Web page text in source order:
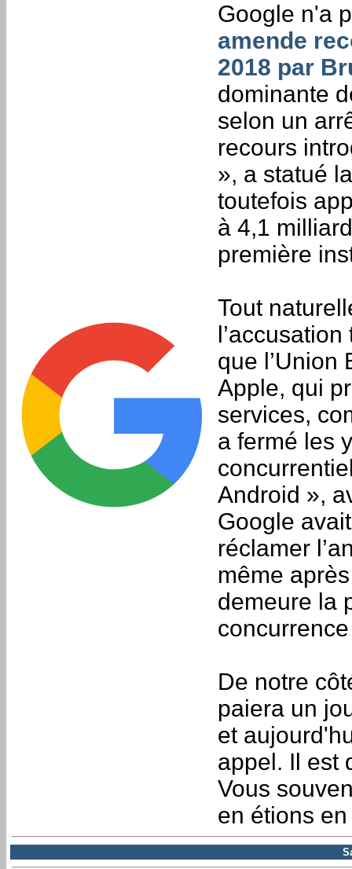
Google n'a
amende
2018 par
dominante
selon un
recours
», a statué
toutefois
à 4,1
première
Tout
que l’Union
Apple, qui
services,
a fermé les
Android »,
Google
réclamer
même
demeure la
De notre
paiera un
et
appel. Il est
Vous
en étions